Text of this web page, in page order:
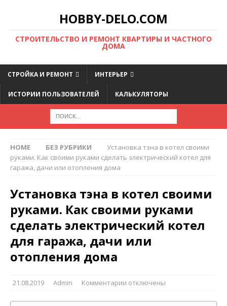
HOBBY-DELO.COM
CТРОИТЕЛЬСТВО И РЕМОНТ КВАРТИРЫ И ЧАСТНОГО
ДОМА
СТРОЙКА И РЕМОНТ ИНТЕРЬЕР
ИСТОРИИ ПОЛЬЗОВАТЕЛЕЙ КАЛЬКУЛЯТОРЫ
HOME БЕЗ РУБРИКИ
Установка тэна в котел своими
руками. Как своими руками сделать электрический котел для
гаража, дачи или отопления дома
Установка тэна в котел своими
руками. Как своими руками
сделать электрический котел
для гаража, дачи или
отопления дома
21.08.2019 Admin Комментарии отключены